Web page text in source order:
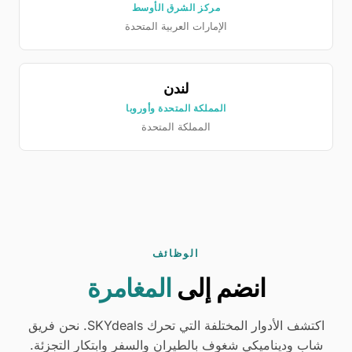
مركز الشرق الأوسط
الإمارات العربية المتحدة
لندن
المملكة المتحدة وأوروبا
المملكة المتحدة
الوظائف
انضم إلى المغامرة
اكتشف الأدوار المختلفة التي تحرك SKYdeals. نحن فريق
شاب وديناميكي شغوف بالطيران والسفر وابتكار التجزئة.